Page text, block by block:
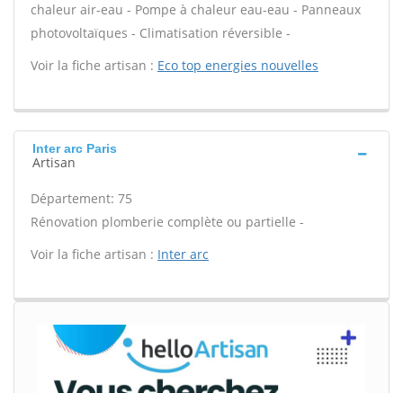
chaleur air-eau - Pompe à chaleur eau-eau - Panneaux
photovoltaïques - Climatisation réversible -
Voir la fiche artisan : Eco top energies nouvelles
Inter arc Paris
Artisan
Département: 75
Rénovation plomberie complète ou partielle -
Voir la fiche artisan : Inter arc